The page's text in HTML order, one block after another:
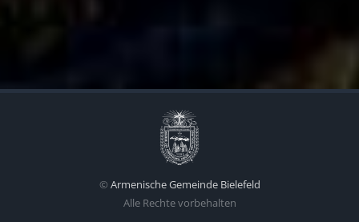
© Armenische Gemeinde Bielefeld
Alle Rechte vorbehalten